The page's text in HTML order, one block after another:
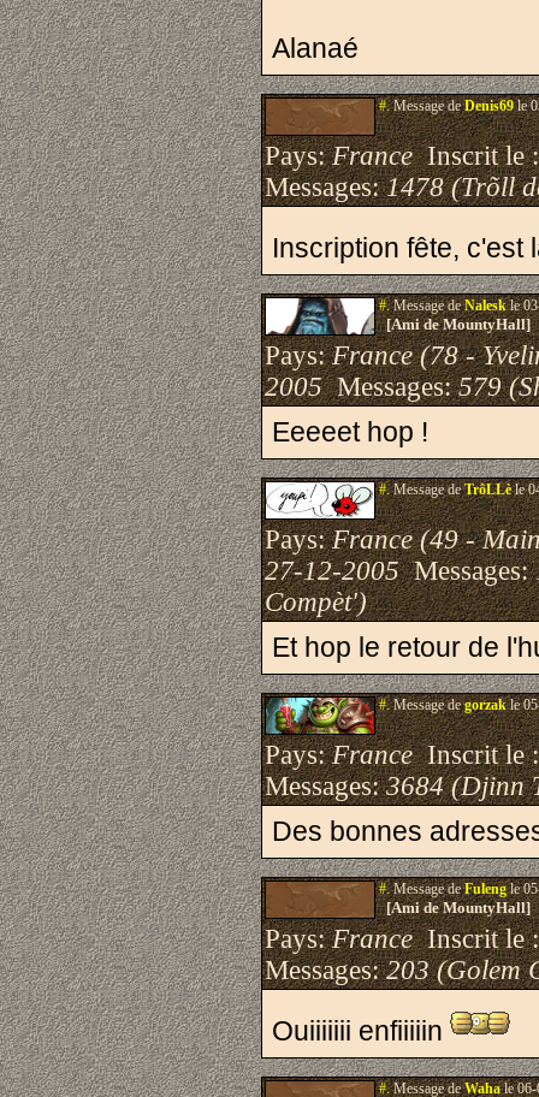
Alanaé
#.Message deDenis69le
Pays:FranceInscrit le
Messages:1478 (Trõll
Inscription fête, c'est
#.Message deNaleskle
[Ami de MountyHall]
Pays:France (78 -
2005Messages:579
Eeeeet hop !
#.Message deTrôLLèle
Pays:France (49 -
27-12-2005Messages:
Compèt')
Et hop le retour de
#.Message degorzakle
Pays:FranceInscrit le
Messages:3684 (Djinn
Des bonnes
#.Message deFulengle
[Ami de MountyHall]
Pays:FranceInscrit le
Messages:203 (Golem
Ouiiiiiii enfiiiiin
#.Message deWahale 06-